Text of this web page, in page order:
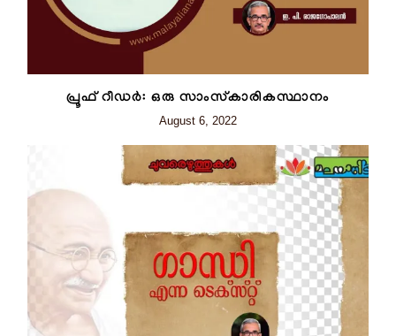
പ്രൂഫ് റീഡർ: ഒരു സാംസ്കാരികസ്ഥാനം
August 6, 2022